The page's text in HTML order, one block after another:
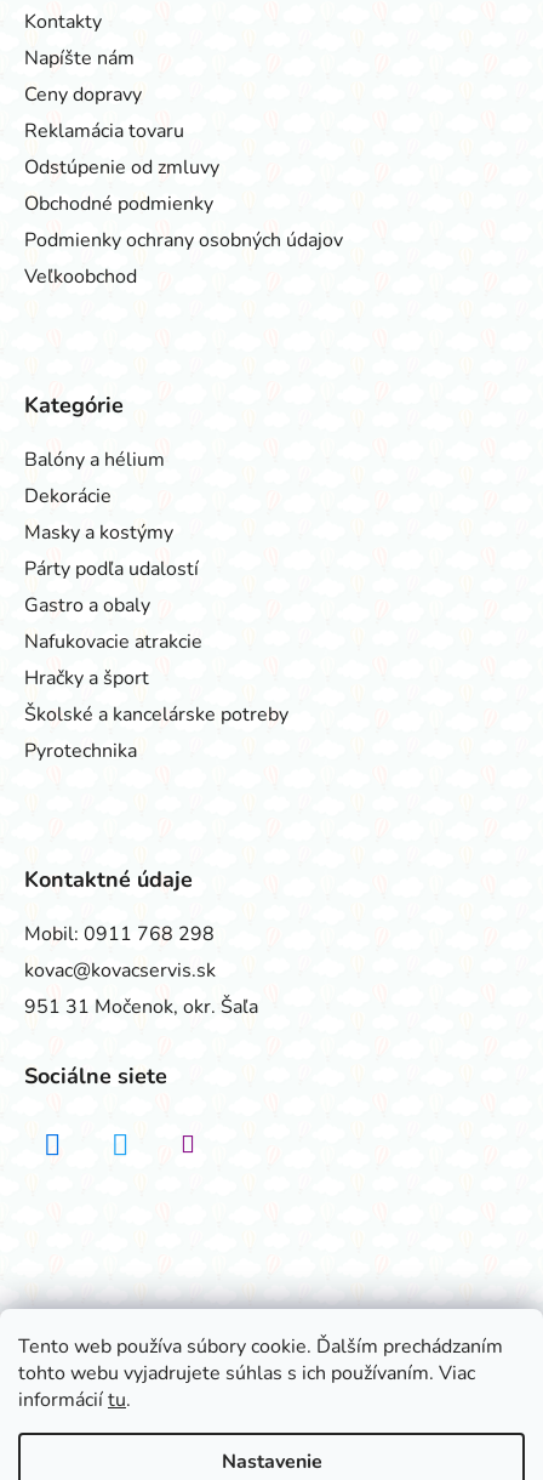
Tento web používa súbory cookie. Ďalším prechádzaním
tohto webu vyjadrujete súhlas s ich používaním. Viac
informáciítu.
Nastavenie
Kontakty
Napíšte nám
Ceny dopravy
Reklamácia tovaru
Odstúpenie od zmluvy
Obchodné podmienky
Podmienky ochrany osobných údajov
Veľkoobchod
Kategórie
Balóny a hélium
Dekorácie
Masky a kostýmy
Párty podľa udalostí
Gastro a obaly
Nafukovacie atrakcie
Hračky a šport
Školské a kancelárske potreby
Pyrotechnika
Kontaktné údaje
Mobil: 0911 768 298
kovac@kovacservis.sk
951 31 Močenok, okr. Šaľa
Sociálne siete
vyhradené.